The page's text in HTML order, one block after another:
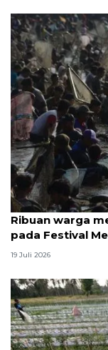
Ribuan warga
pada Festival
19 Juli 2026